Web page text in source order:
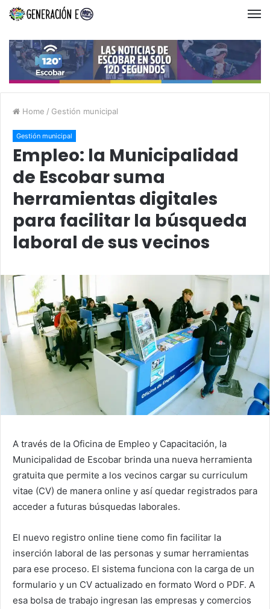
Home / Gestión municipal
Gestión municipal
Empleo: la Municipalidad
de Escobar suma
herramientas digitales
para facilitar la búsqueda
laboral de sus vecinos
A través de la Oficina de Empleo y Capacitación, la
Municipalidad de Escobar brinda una nueva herramienta
gratuita que permite a los vecinos cargar su curriculum
vitae (CV) de manera online y así quedar registrados para
acceder a futuras búsquedas laborales.
El nuevo registro online tiene como fin facilitar la
inserción laboral de las personas y sumar herramientas
para ese proceso. El sistema funciona con la carga de un
formulario y un CV actualizado en formato Word o PDF. A
esa bolsa de trabajo ingresan las empresas y comercios